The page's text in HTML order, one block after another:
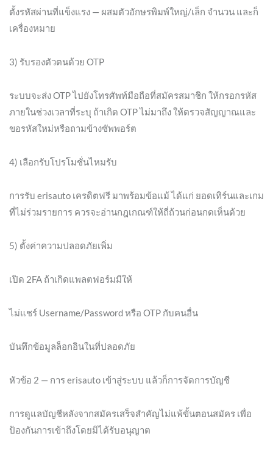
ตั้งรหัสผ่านที่แข็งแรง — ผสมตัวอักษรพิมพ์ใหญ่/เล็ก จำนวน และก็
เครื่องหมาย
3) รับรองตัวตนด้วย OTP
ระบบจะส่ง OTP ไปยังโทรศัพท์มือถือที่สมัครสมาชิก ให้กรอกรหัส
ภายในช่วงเวลาที่ระบุ ถ้าเกิด OTP ไม่มาถึง ให้ตรวจสัญญาณและ
ขอรหัสใหม่หรือถามข้างซัพพอร์ต
4) เลือกรับโปรโมชั่นไหมรับ
การรับ erisauto เครดิตฟรี มาพร้อมข้อแม้ ได้แก่ ยอดเทิร์นและเกม
ที่ไม่ร่วมรายการ ควรจะอ่านกฎเกณฑ์ให้ถี่ถ้วนก่อนกดเห็นด้วย
5) ตั้งค่าความปลอดภัยเพิ่ม
เปิด 2FA ถ้าเกิดแพลตฟอร์มมีให้
ไม่แชร์ Username/Password หรือ OTP กับคนอื่น
บันทึกข้อมูลล็อกอินในที่ปลอดภัย
หัวข้อ 2 — การ erisauto เข้าสู่ระบบ แล้วก็การจัดการบัญชี
การดูแลบัญชีหลังจากสมัครเสร็จสำคัญไม่แพ้ขั้นตอนสมัคร เพื่อ
ป้องกันการเข้าถึงโดยมิได้รับอนุญาต